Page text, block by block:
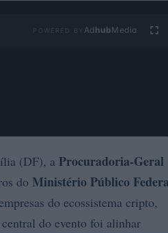
Ad hubMedia
(DF), a Procuradoria-Geral
do Ministério Público
do ecossistema cripto,
do evento foi alinhar